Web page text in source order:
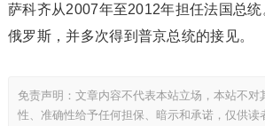
萨科齐从2007年至2012年担任法国总
俄罗斯，并多次得到普京总统的接见。
免责声明：文章内容不代表本站立场，本站不对
性、准确性给予任何担保、暗示和承诺，仅供读